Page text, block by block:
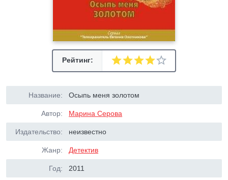
Рейтинг:
Название: Осыпь меня золотом
Автор: Марина Серова
Издательство: неизвестно
Жанр: Детектив
Год: 2011